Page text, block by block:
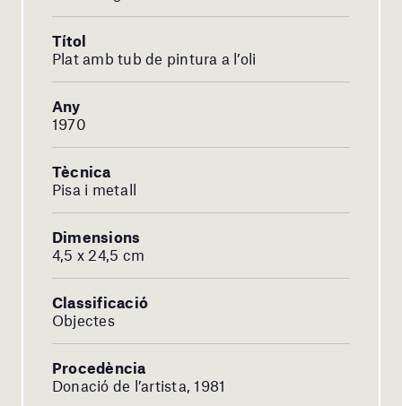
Títol
Plat amb tub de pintura a l’oli
Any
1970
Tècnica
Pisa i metall
Dimensions
4,5 x 24,5 cm
Classificació
Objectes
Procedència
Donació de l’artista, 1981